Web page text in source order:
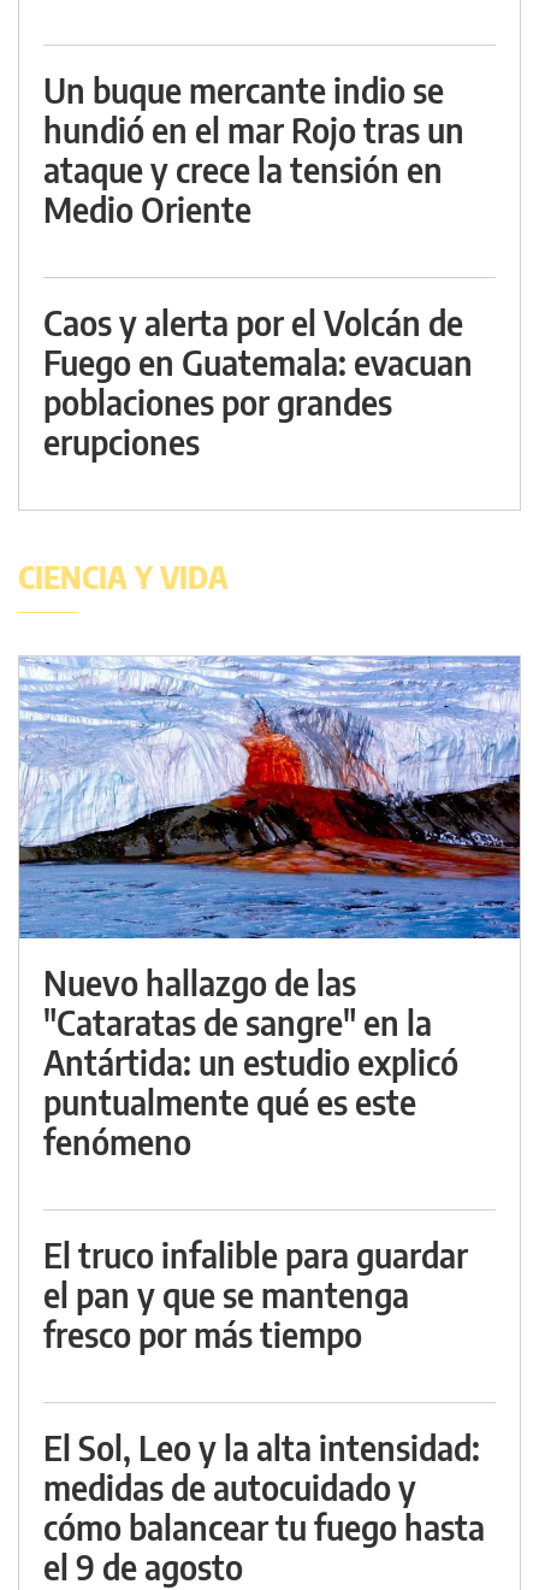
Un buque mercante indio se
hundió en el mar Rojo tras un
ataque y crece la tensión en
Medio Oriente
Caos y alerta por el Volcán de
Fuego en Guatemala: evacuan
poblaciones por grandes
erupciones
CIENCIA Y VIDA
Nuevo hallazgo de las
"Cataratas de sangre" en la
Antártida: un estudio explicó
puntualmente qué es este
fenómeno
El truco infalible para guardar
el pan y que se mantenga
fresco por más tiempo
El Sol, Leo y la alta intensidad:
medidas de autocuidado y
cómo balancear tu fuego hasta
el 9 de agosto